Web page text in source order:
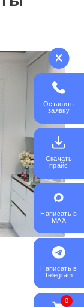
Оставить
заявку
Скачать
прайс
Написать в
MAX
Написать в
Telegram
0